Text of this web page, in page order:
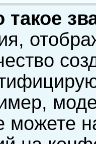
такое
можете